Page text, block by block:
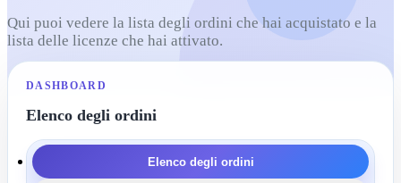
Qui puoi vedere la lista degli ordini che hai acquistato e la
lista delle licenze che hai attivato.
DASHBOARD
Elenco degli ordini
Elenco degli ordini